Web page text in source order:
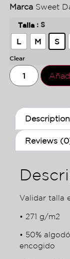
Marca Sweet
Talla : S
L M S
Clear
Description
Reviews
Validar talla
• 271 g/m2
• 50%
encogido